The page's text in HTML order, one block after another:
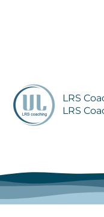
LRS
LRS